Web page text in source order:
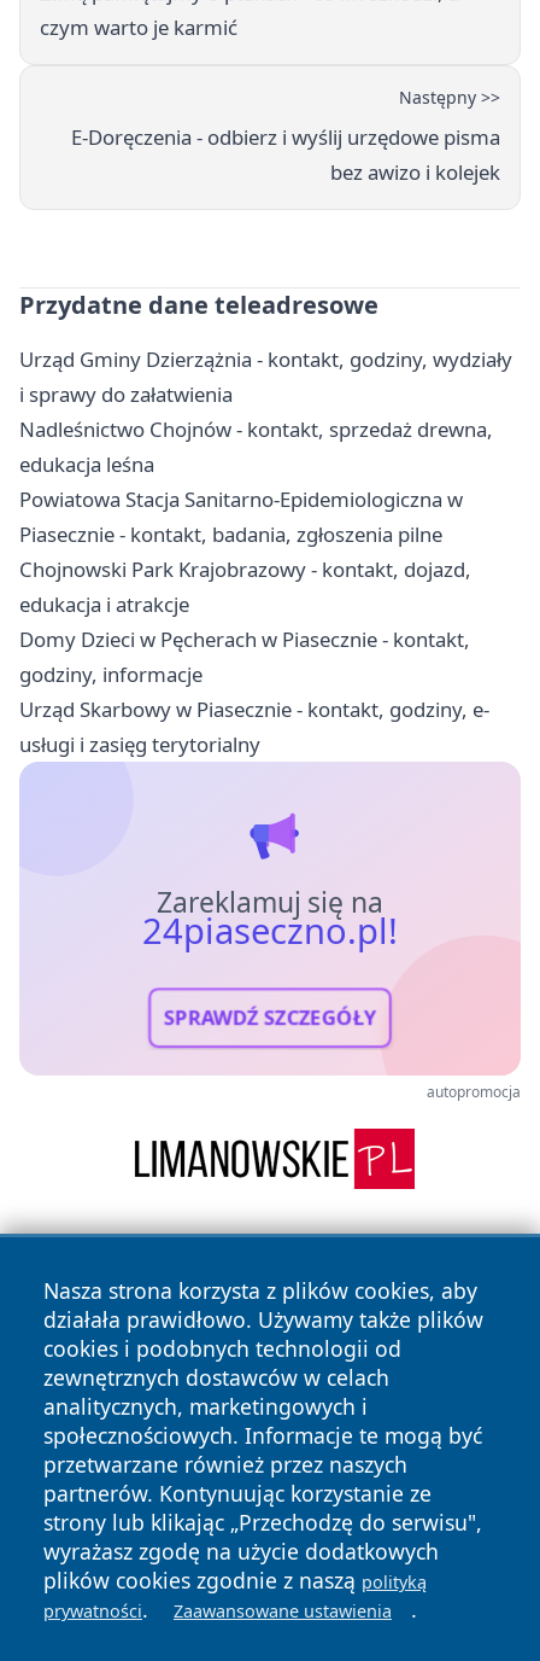
czym warto je karmić
Następny >>
E‑Doręczenia - odbierz i wyślij urzędowe pisma
bez awizo i kolejek
Przydatne dane teleadresowe
Urząd Gminy Dzierzążnia - kontakt, godziny, wydziały
i sprawy do załatwienia
Nadleśnictwo Chojnów - kontakt, sprzedaż drewna,
edukacja leśna
Powiatowa Stacja Sanitarno-Epidemiologiczna w
Piasecznie - kontakt, badania, zgłoszenia pilne
Chojnowski Park Krajobrazowy - kontakt, dojazd,
edukacja i atrakcje
Domy Dzieci w Pęcherach w Piasecznie - kontakt,
godziny, informacje
Urząd Skarbowy w Piasecznie - kontakt, godziny, e-
usługi i zasięg terytorialny
Zareklamuj się na
24piaseczno.pl!
SPRAWDŹ SZCZEGÓŁY
autopromocja
Nasza strona korzysta z plików cookies, aby
działała prawidłowo. Używamy także plików
cookies i podobnych technologii od
zewnętrznych dostawców w celach
analitycznych, marketingowych i
społecznościowych. Informacje te mogą być
przetwarzane również przez naszych
partnerów. Kontynuując korzystanie ze
strony lub klikając „Przechodzę do serwisu",
wyrażasz zgodę na użycie dodatkowych
plików cookies zgodnie z naszą polityką
prywatności. Zaawansowane ustawienia .
Copyright © 2026 24piaseczno.pl Wszystkie prawa
zastrzeżone.
News Autorzy
Polityka
Prywatności
Polityka
Cookies